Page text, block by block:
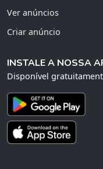
Ver anúncios
Criar anúncio
INSTALE A NOSSA
Disponível